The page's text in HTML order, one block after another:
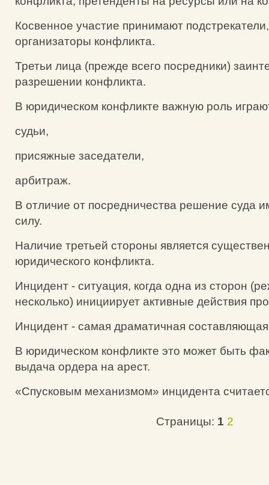
Косвенное участие принимают
организаторы конфликта.
Третьи лица (прежде всего посредники)
разрешении конфликта.
В юридическом конфликте важную роль
судьи,
присяжные заседатели,
арбитраж.
В отличие от посредничества решение суда
силу.
Наличие третьей стороны является
юридического конфликта.
Инцидент - ситуация, когда одна из сторон
несколько) инициирует активные действия
Инцидент - самая драматичная
В юридическом конфликте это может быть
выдача ордера на арест.
«Спусковым механизмом» инцидента
Страницы: 1 2